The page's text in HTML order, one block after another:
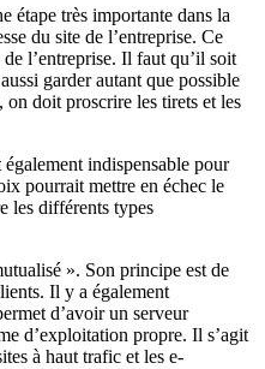
étape très importante dans la
du site de l’entreprise. Ce
l’entreprise. Il faut qu’il soit
garder autant que possible
doit proscrire les tirets et les
indispensable pour
pourrait mettre en échec le
les différents types
». Son principe est de
Il y a également
d’avoir un serveur
d’exploitation propre. Il s’agit
à haut trafic et les e-